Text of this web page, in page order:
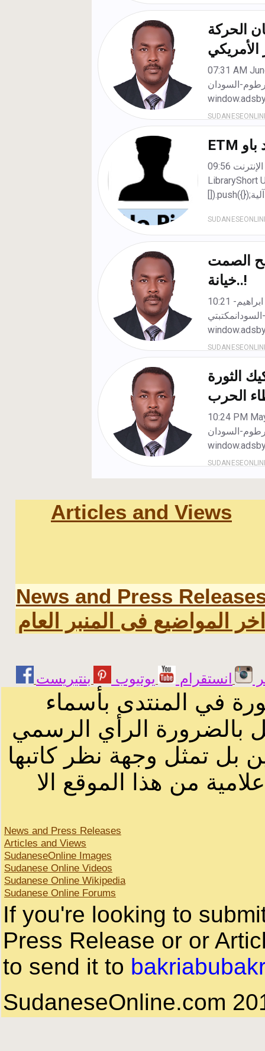
Articles and Views
News and Press
اخر المواضيع فى المنبر العام
انستقرام يوتيوب
في المنتدى بأسماء
بالضرورة الرأي الرسمي
بل تمثل وجهة نظر كاتبها
من هذا الموقع الا
News and Press Releases
Articles and Views
SudaneseOnline Images
Sudanese Online Videos
Sudanese Online Wikipedia
Sudanese Online Forums
If you're looking to
Press Release or or
to send it to